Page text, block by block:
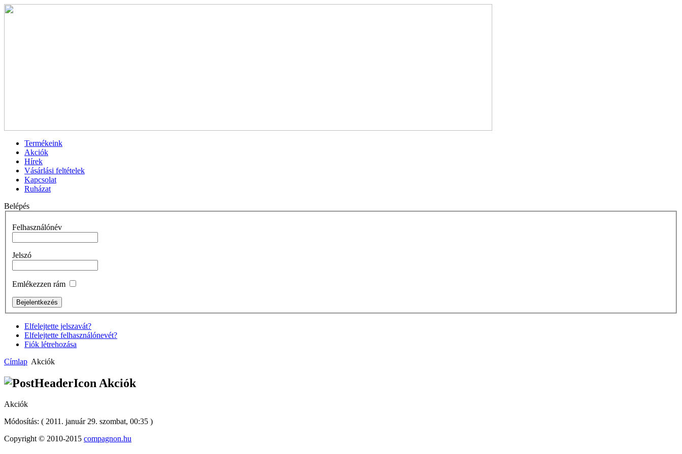
Termékeink
Akciók
Hírek
Vásárlási feltételek
Kapcsolat
Ruházat
Belépés
Felhasználónév
Jelszó
Emlékezzen rám
Elfelejtette jelszavát?
Elfelejtette felhasználónevét?
Fiók létrehozása
Címlap Akciók
Akciók
Akciók
Módosítás: ( 2011. január 29. szombat, 00:35 )
Copyright © 2010-2015 compagnon.hu